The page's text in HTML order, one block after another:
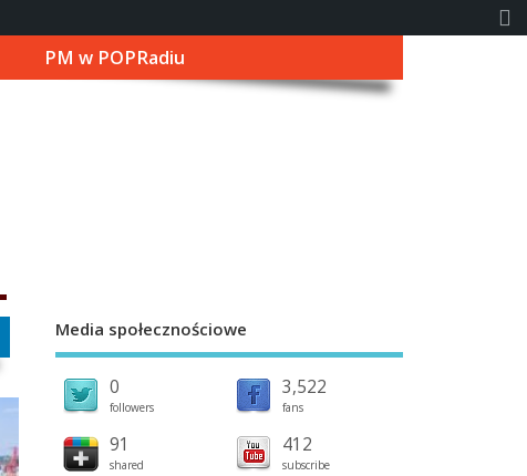
PM w POPRadiu
Media społecznościowe
0
followers
3,522
fans
91
shared
412
subscribe